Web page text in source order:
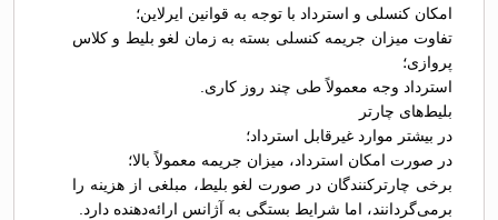
امکان کنسلی و استرداد با توجه به قوانین ایرلاین؛
تفاوت میزان جریمه کنسلی بسته به زمان لغو بلیط و کلاس
پروازی؛
استرداد وجه معمولاً طی چند روز کاری.
بلیط‌های چارتر
در بیشتر موارد غیرقابل استرداد؛
در صورت امکان استرداد، میزان جریمه معمولاً بالا؛
برخی چارترکنندگان در صورت لغو بلیط، مبلغی از هزینه را
برمی‌گردانند، اما شرایط بستگی به آژانس ارائه‌دهنده دارد.